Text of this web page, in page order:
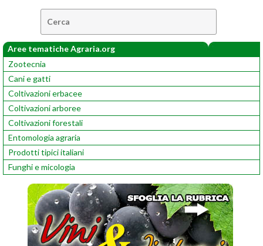
Aree tematiche Agraria.org
Zootecnia
Cani e gatti
Coltivazioni erbacee
Coltivazioni arboree
Coltivazioni forestali
Entomologia agraria
Prodotti tipici italiani
Funghi e micologia